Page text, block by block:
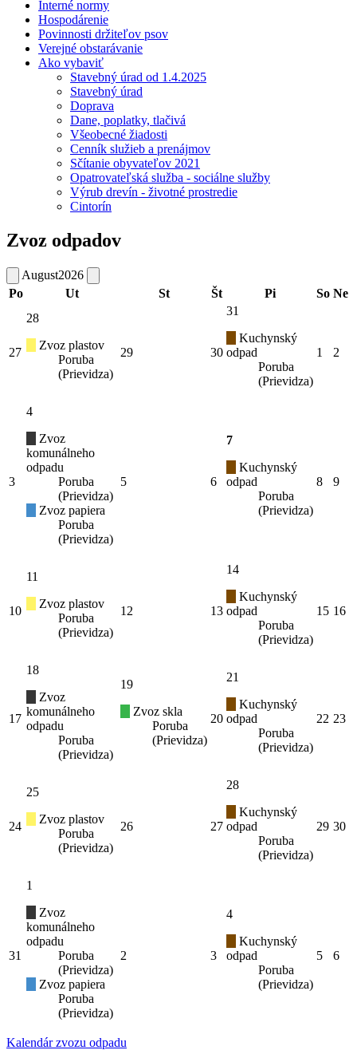
Interné normy
Hospodárenie
Povinnosti držiteľov psov
Verejné obstarávanie
Ako vybaviť
Stavebný úrad od 1.4.2025
Stavebný úrad
Doprava
Dane, poplatky, tlačivá
Všeobecné žiadosti
Cenník služieb a prenájmov
Sčítanie obyvateľov 2021
Opatrovateľská služba - sociálne služby
Výrub drevín - životné prostredie
Cintorín
Zvoz odpadov
August2026
Po
Ut St Št Pi So Ne
27
28
Zvoz plastov
Poruba
(Prievidza)
29 30
31
Kuchynský
odpad
Poruba
(Prievidza)
1 2
3
4
Zvoz
komunálneho
odpadu
Poruba
(Prievidza)
Zvoz papiera
Poruba
(Prievidza)
5 6
7
Kuchynský
odpad
Poruba
(Prievidza)
8 9
10
11
Zvoz plastov
Poruba
(Prievidza)
12 13
14
Kuchynský
odpad
Poruba
(Prievidza)
15 16
17
18
Zvoz
komunálneho
odpadu
Poruba
(Prievidza)
19
Zvoz skla
Poruba
(Prievidza)
20
21
Kuchynský
odpad
Poruba
(Prievidza)
22 23
24
25
Zvoz plastov
Poruba
(Prievidza)
26 27
28
Kuchynský
odpad
Poruba
(Prievidza)
29 30
31
1
Zvoz
komunálneho
odpadu
Poruba
(Prievidza)
Zvoz papiera
Poruba
(Prievidza)
2 3
4
Kuchynský
odpad
Poruba
(Prievidza)
5 6
Kalendár zvozu odpadu